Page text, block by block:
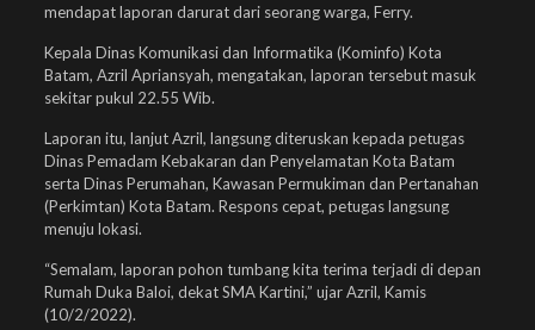
mendapat laporan darurat dari seorang warga, Ferry.
Kepala Dinas Komunikasi dan Informatika (Kominfo) Kota
Batam, Azril Apriansyah, mengatakan, laporan tersebut masuk
sekitar pukul 22.55 Wib.
Laporan itu, lanjut Azril, langsung diteruskan kepada petugas
Dinas Pemadam Kebakaran dan Penyelamatan Kota Batam
serta Dinas Perumahan, Kawasan Permukiman dan Pertanahan
(Perkimtan) Kota Batam. Respons cepat, petugas langsung
menuju lokasi.
“Semalam, laporan pohon tumbang kita terima terjadi di depan
Rumah Duka Baloi, dekat SMA Kartini,” ujar Azril, Kamis
(10/2/2022).